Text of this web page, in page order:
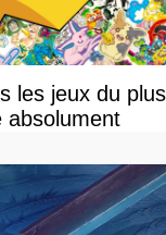
les jeux du plus
absolument